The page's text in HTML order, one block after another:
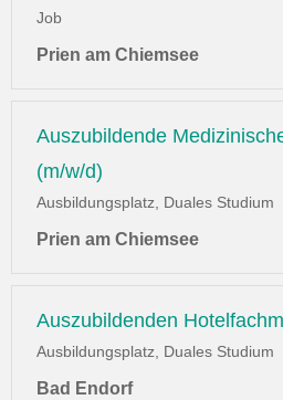
Job
Prien am Chiemsee
Auszubildende
(m/w/d)
Ausbildungsplatz, Duales Studium
Prien am Chiemsee
Auszubildenden
Ausbildungsplatz, Duales Studium
Bad Endorf